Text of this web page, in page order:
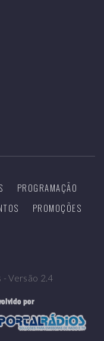
PROGRAMAÇÃO
PROMOÇÕES
Versão 2.4